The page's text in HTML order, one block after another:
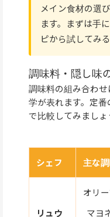
メイン食材の選
ます。まずは手
ピから試してみ
調味料・隠し味
調味料の組み合わ
学が表れます。定
で比較してみましょ
シェフ 主な
リュウ
オリ
マヨ